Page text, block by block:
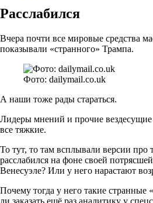
Расслабился
Вчера почти все мировые средства
показывали «странного» Трампа.
Фото: dailymail.co.uk
А наши тоже рады стараться.
Лидеры мнений и прочие
все тяжкие.
То тут, то там всплывали версии про
расслабился на фоне своей
Венесуэле? Или у него нарастают
Почему тогда у него такие
ли заказать ещё раз аналитику у